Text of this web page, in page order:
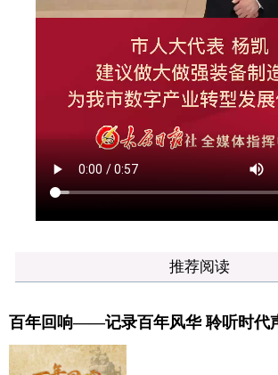
推荐阅读
百年回响——记录百年风华 聆听时代